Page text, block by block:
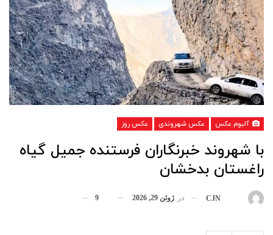
آلبوم عکس عکس شهروندی عکس روز
با شهروند خبرنگاران فرستنده جمیل گیاه
راغستان بدخشان
CJN در ژوئن 29, 2026 9